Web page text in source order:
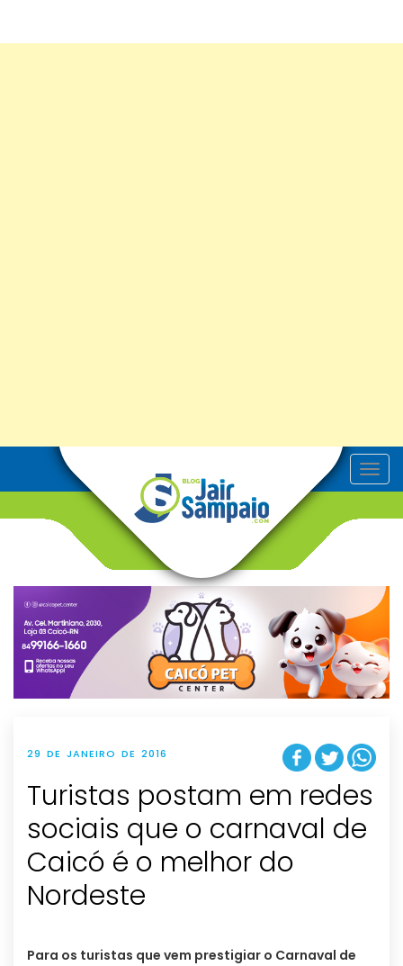
T
o
v
g
t
i
o
n
29 DE JANEIRO DE 2016
Turistas postam em redes
sociais que o carnaval de
Caicó é o melhor do
Nordeste
Para os turistas que vem prestigiar o Carnaval de